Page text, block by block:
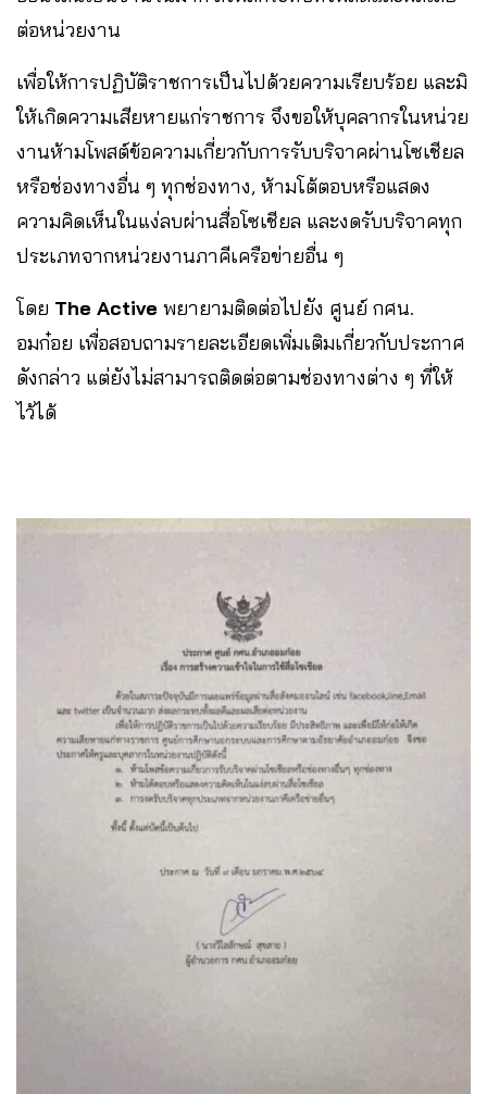
ต่อหน่วยงาน
เพื่อให้การปฏิบัติราชการเป็นไปด้วยความเรียบร้อย และมิ
ให้เกิดความเสียหายแก่ราชการ จึงขอให้บุคลากรในหน่วย
งานห้ามโพสต์ข้อความเกี่ยวกับการรับบริจาคผ่านโซเชียล
หรือช่องทางอื่น ๆ ทุกช่องทาง, ห้ามโต้ตอบหรือแสดง
ความคิดเห็นในแง่ลบผ่านสื่อโซเชียล และงดรับบริจาคทุก
ประเภทจากหน่วยงานภาคีเครือข่ายอื่น ๆ
โดย The Active พยายามติดต่อไปยัง ศูนย์ กศน.
อมก๋อย เพื่อสอบถามรายละเอียดเพิ่มเติมเกี่ยวกับประกาศ
ดังกล่าว แต่ยังไม่สามารถติดต่อตามช่องทางต่าง ๆ ที่ให้
ไว้ได้